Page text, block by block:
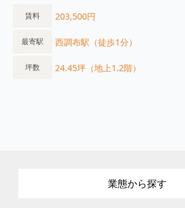
賃料 203,500円
最寄駅 西調布駅（徒歩1分）
坪数 24.45坪（地上1.2階）
業態から探す